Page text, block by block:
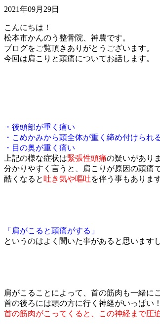
2021年09月29日
こんにちは！
松本市かんのう整骨院、神農です。
ブログをご覧頂きありがとうございます。
今回は肩こりと頭痛についてお話します。
・後頭部が重く痛い
・こめかみから頭全体が重く締め付けられ
・目の奥が重く痛い
上記の様な症状は緊張性頭痛の疑いがあり
分かりやすく言うと、肩こりが原因の頭痛で
酷くなると 吐き気や嘔吐を伴う事もあります
「肩がこると頭痛がする」
というのはよく聞いた事があると思います
肩がこることによって、首の筋肉も一緒に
首の後ろには頭の方に行く神経がいっぱい！
首の筋肉がこってくると、この神経まで圧